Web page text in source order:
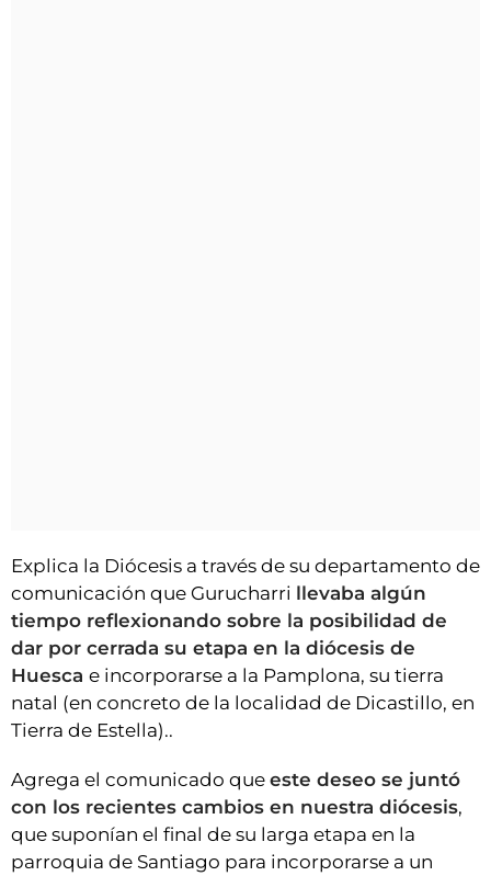
Explica la Diócesis a través de su departamento de
comunicación que Gurucharri llevaba algún
tiempo reflexionando sobre la posibilidad de
dar por cerrada su etapa en la diócesis de
Huesca e incorporarse a la Pamplona, su tierra
natal (en concreto de la localidad de Dicastillo, en
Tierra de Estella)..
Agrega el comunicado que este deseo se juntó
con los recientes cambios en nuestra diócesis,
que suponían el final de su larga etapa en la
parroquia de Santiago para incorporarse a un